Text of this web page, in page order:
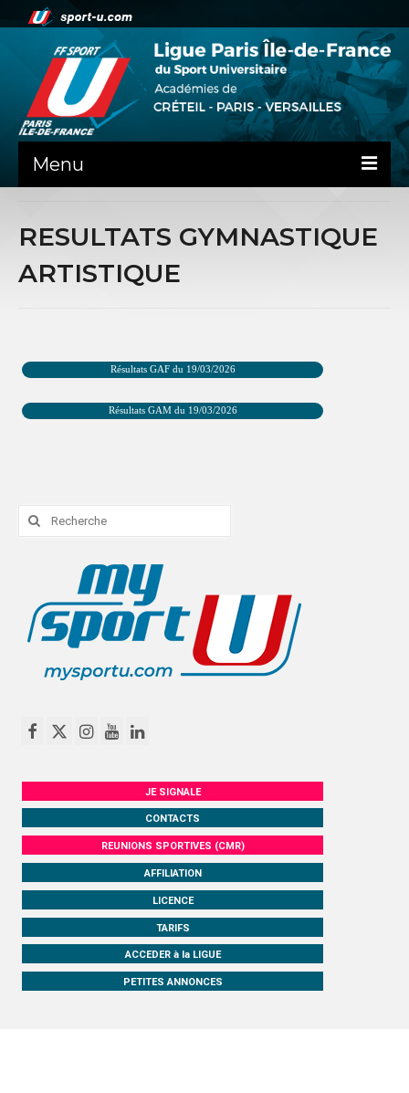
Menu
LA LIFSU
ADMINISTRATIF
SPORTS IND
COMMUNICATION
LOGOTHÈQUE
RESULTATS GYMNASTIQUE
ARTISTIQUE
Résultats GAF du 19/03/2026
Résultats GAM du 19/03/2026
Rechercher
JE SIGNALE
CONTACTS
REUNIONS SPORTIVES (CMR)
AFFILIATION
LICENCE
TARIFS
ACCEDER à la LIGUE
PETITES ANNONCES